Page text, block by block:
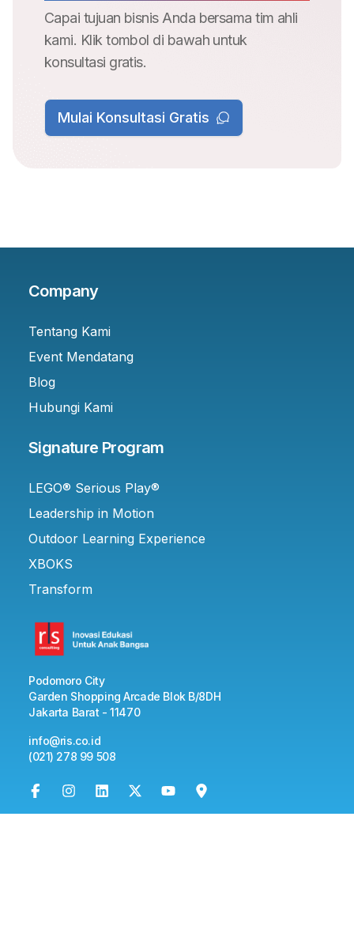
Capai tujuan bisnis Anda bersama tim ahli
kami. Klik tombol di bawah untuk
konsultasi gratis.
Mulai Konsultasi Gratis
Company
Tentang Kami
Event Mendatang
Blog
Hubungi Kami
Signature Program
LEGO® Serious Play®
Leadership in Motion
Outdoor Learning Experience
XBOKS
Transform
Podomoro City
Garden Shopping Arcade Blok B/8DH
Jakarta Barat - 11470
info@ris.co.id
(021) 278 99 508